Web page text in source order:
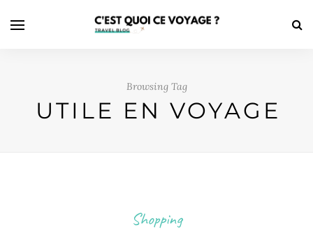
Browsing Tag
UTILE EN VOYAGE
Shopping